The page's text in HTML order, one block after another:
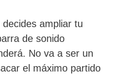
ampliar tu
de sonido
No va a ser un
el máximo partido